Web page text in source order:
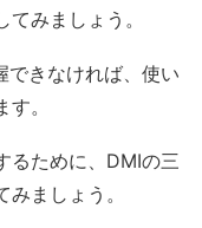
みましょう。
できなければ、使い
。
るために、DMIの三
ましょう。